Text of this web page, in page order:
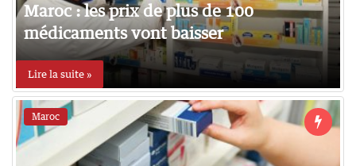
Maroc : les prix de plus de 100
médicaments vont baisser
Lire la suite »
Maroc